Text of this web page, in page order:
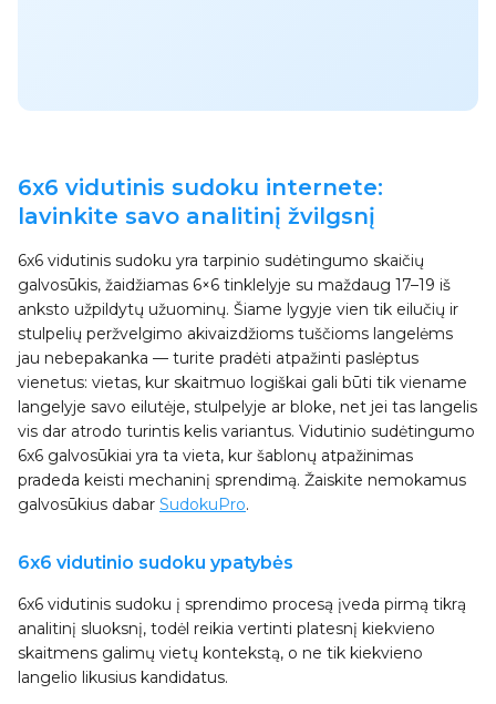
6x6 vidutinis sudoku internete:
lavinkite savo analitinį žvilgsnį
6x6 vidutinis sudoku yra tarpinio sudėtingumo skaičių
galvosūkis, žaidžiamas 6×6 tinklelyje su maždaug 17–19 iš
anksto užpildytų užuominų. Šiame lygyje vien tik eilučių ir
stulpelių peržvelgimo akivaizdžioms tuščioms langelėms
jau nebepakanka — turite pradėti atpažinti paslėptus
vienetus: vietas, kur skaitmuo logiškai gali būti tik viename
langelyje savo eilutėje, stulpelyje ar bloke, net jei tas langelis
vis dar atrodo turintis kelis variantus. Vidutinio sudėtingumo
6x6 galvosūkiai yra ta vieta, kur šablonų atpažinimas
pradeda keisti mechaninį sprendimą. Žaiskite nemokamus
galvosūkius dabar SudokuPro.
6x6 vidutinio sudoku ypatybės
6x6 vidutinis sudoku į sprendimo procesą įveda pirmą tikrą
analitinį sluoksnį, todėl reikia vertinti platesnį kiekvieno
skaitmens galimų vietų kontekstą, o ne tik kiekvieno
langelio likusius kandidatus.